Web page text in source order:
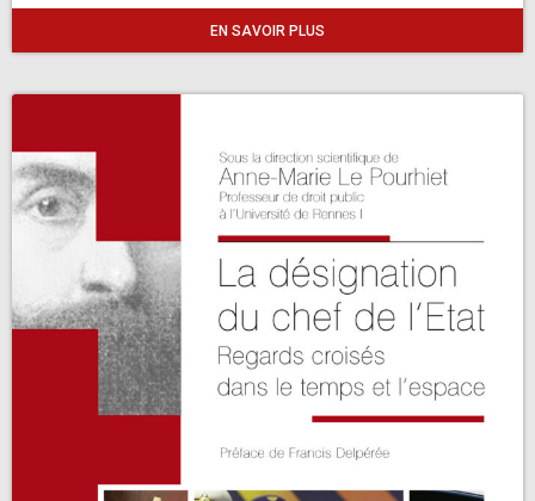
EN SAVOIR PLUS